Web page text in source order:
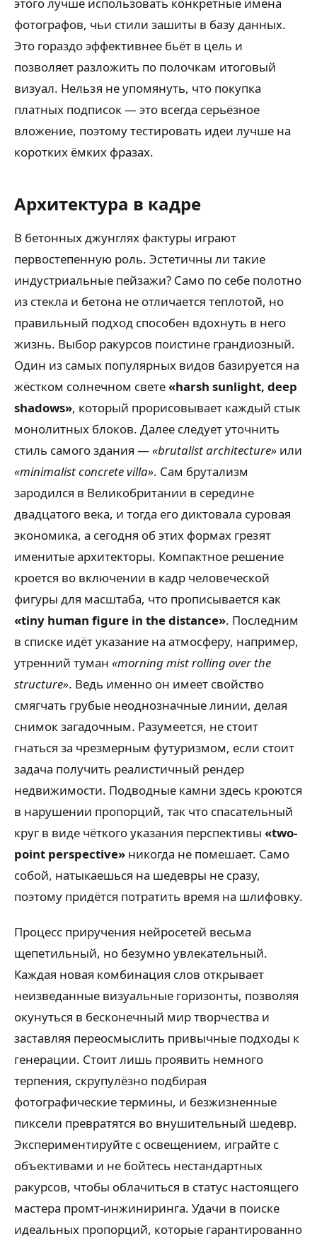
фотографов, чьи стили зашиты в базу данных.
Это гораздо эффективнее бьёт в цель и
позволяет разложить по полочкам итоговый
визуал. Нельзя не упомянуть, что покупка
платных подписок — это всегда серьёзное
вложение, поэтому тестировать идеи лучше на
коротких ёмких фразах.
Архитектура в кадре
В бетонных джунглях фактуры играют
первостепенную роль. Эстетичны ли такие
индустриальные пейзажи? Само по себе полотно
из стекла и бетона не отличается теплотой, но
правильный подход способен вдохнуть в него
жизнь. Выбор ракурсов поистине грандиозный.
Один из самых популярных видов базируется на
жёстком солнечном свете«harsh sunlight, deep
shadows», который прорисовывает каждый стык
монолитных блоков. Далее следует уточнить
стиль самого здания —«brutalist architecture» или
«minimalist concrete villa». Сам брутализм
зародился в Великобритании в середине
двадцатого века, и тогда его диктовала суровая
экономика, а сегодня об этих формах грезят
именитые архитекторы. Компактное решение
кроется во включении в кадр человеческой
фигуры для масштаба, что прописывается как
«tiny human figure in the distance». Последним
в списке идёт указание на атмосферу, например,
утренний туман «morning mist rolling over the
structure». Ведь именно он имеет свойство
смягчать грубые неоднозначные линии, делая
снимок загадочным. Разумеется, не стоит
гнаться за чрезмерным футуризмом, если стоит
задача получить реалистичный рендер
недвижимости. Подводные камни здесь кроются
в нарушении пропорций, так что спасательный
круг в виде чёткого указания перспективы «two-
point perspective» никогда не помешает. Само
собой, натыкаешься на шедевры не сразу,
поэтому придётся потратить время на шлифовку.
Процесс приручения нейросетей весьма
щепетильный, но безумно увлекательный.
Каждая новая комбинация слов открывает
неизведанные визуальные горизонты, позволяя
окунуться в бесконечный мир творчества и
заставляя переосмыслить привычные подходы к
генерации. Стоит лишь проявить немного
терпения, скрупулёзно подбирая
фотографические термины, и безжизненные
пиксели превратятся во внушительный шедевр.
Экспериментируйте с освещением, играйте с
объективами и не бойтесь нестандартных
ракурсов, чтобы облачиться в статус настоящего
мастера промт-инжиниринга. Удачи в поиске
идеальных пропорций, которые гарантированно